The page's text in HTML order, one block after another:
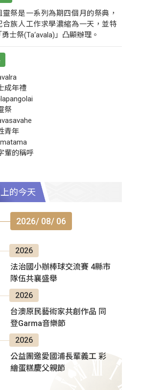
靈祭是一系列為期四個月的祭典，
合族人工作求學濃縮為一天，並特
士祭(Ta‘avala)」凸顯辦理。
成年禮
祭
青年
輩的稱呼
的今天
2026/ 08/ 06
2026
法治國小辦棒球交流賽 4縣市
隊伍共襄盛舉
2026
台澳原民藝術家共創作品 同
登Garma音樂節
2026
公益團邀愛國浦長輩義工 彩
繪蛋糕慶父親節